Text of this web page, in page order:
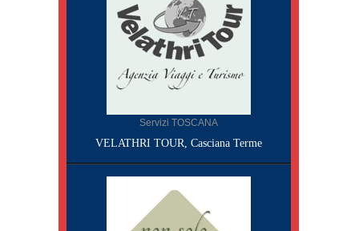
Servizi TOSCANA
VELATHRI TOUR, Casciana Terme